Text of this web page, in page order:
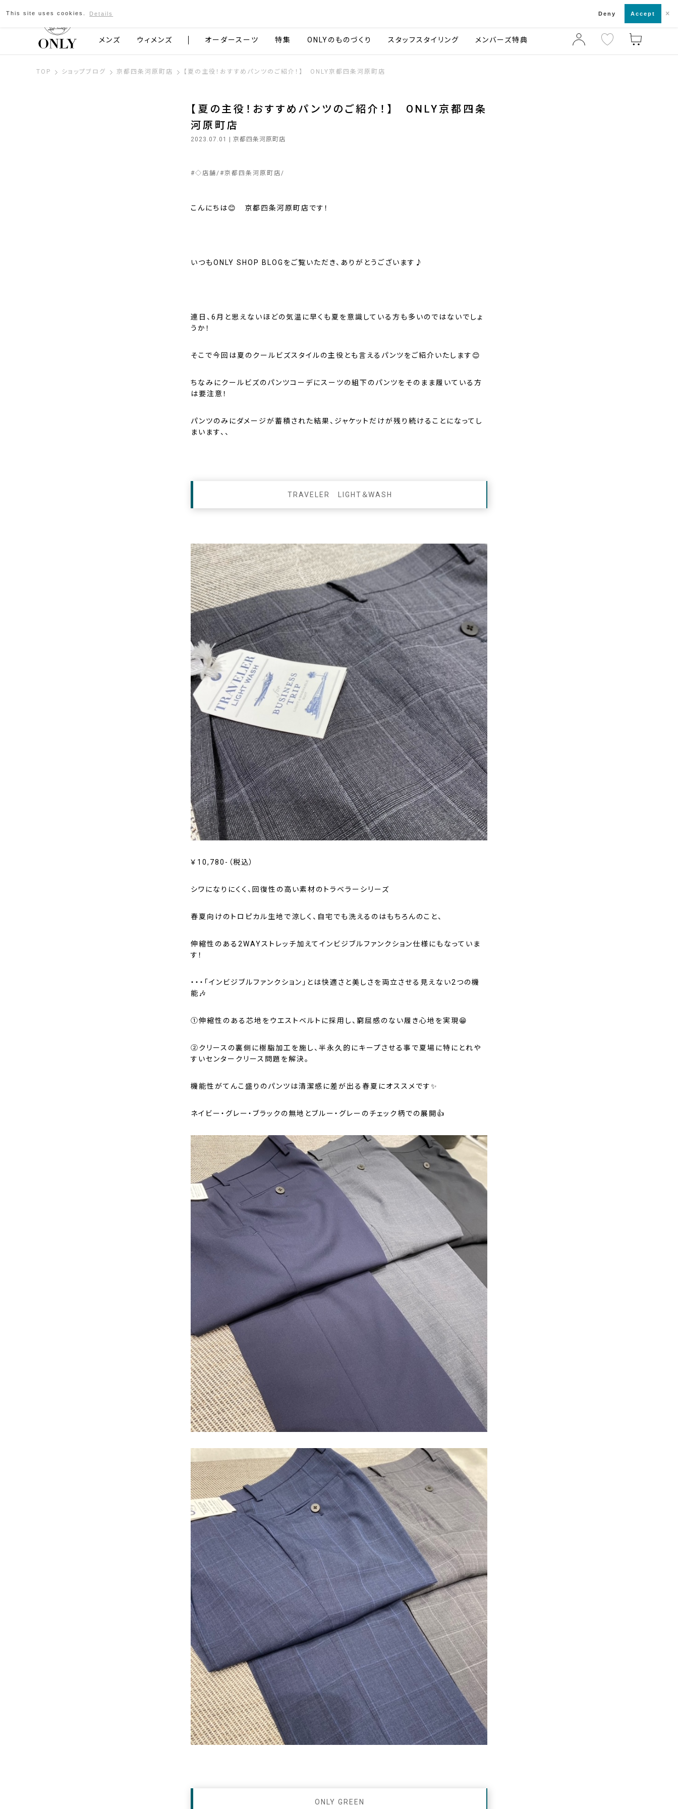
京都発のスーツブランド ONLY 店舗一覧・来店予約
メンズ ウィメンズ オーダースーツ 特集 ONLYのものづくり スタッフスタイリング メンバーズ特典
TOP ショップブログ 京都四条河原町店 【夏の主役！おすすめパンツのご紹介！】 ONLY京都四条河原町店
【夏の主役！おすすめパンツのご紹介！】 ONLY京都四条
河原町店
2023.07.01 | 京都四条河原町店
#◇店舗 #京都四条河原町店
こんにちは😊 京都四条河原町店です！
いつもONLY SHOP BLOGをご覧いただき、ありがとうございます♪
連日、6月と思えないほどの気温に早くも夏を意識している方も多いのではないでしょ
うか！
そこで今回は夏のクールビズスタイルの主役とも言えるパンツをご紹介いたします😊
ちなみにクールビズのパンツコーデにスーツの組下のパンツをそのまま履いている方
は要注意！
パンツのみにダメージが蓄積された結果、ジャケットだけが残り続けることになってし
まいます、、
TRAVELER LIGHT＆WASH
￥10,780-（税込）
シワになりにくく、回復性の高い素材のトラベラーシリーズ
春夏向けのトロピカル生地で涼しく、自宅でも洗えるのはもちろんのこと、
伸縮性のある2WAYストレッチ加えてインビジブルファンクション仕様にもなっていま
す！
・・・「インビジブルファンクション」とは快適さと美しさを両立させる見えない2つの機
能🎶
➀伸縮性のある芯地をウエストベルトに採用し、窮屈感のない履き心地を実現😁
➁クリースの裏側に樹脂加工を施し、半永久的にキープさせる事で夏場に特にとれや
すいセンタークリース問題を解決。
機能性がてんこ盛りのパンツは清潔感に差が出る春夏にオススメです✨
ネイビー・グレー・ブラックの無地とブルー・グレーのチェック柄での展開👍
ONLY GREEN
This site uses cookies. Details Deny Accept ×